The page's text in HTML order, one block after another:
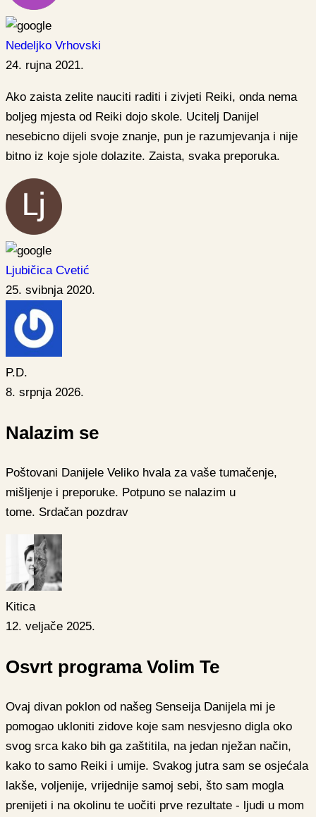
Nedeljko Vrhovski
24. rujna 2021.
Ako zaista zelite nauciti raditi i zivjeti Reiki, onda nema
boljeg mjesta od Reiki dojo skole. Ucitelj Danijel
nesebicno dijeli svoje znanje, pun je razumjevanja i nije
bitno iz koje sjole dolazite. Zaista, svaka preporuka.
Ljubičica Cvetić
25. svibnja 2020.
P.D.
8. srpnja 2026.
Nalazim se
Poštovani Danijele Veliko hvala za vaše tumačenje,
mišljenje i preporuke. Potpuno se nalazim u
tome. Srdačan pozdrav
Kitica
12. veljače 2025.
Osvrt programa Volim Te
Ovaj divan poklon od našeg Senseija Danijela mi je
pomogao ukloniti zidove koje sam nesvjesno digla oko
svog srca kako bih ga zaštitila, na jedan nježan način,
kako to samo Reiki i umije. Svakog jutra sam se osjećala
lakše, voljenije, vrijednije samoj sebi, što sam mogla
prenijeti i na okolinu te uočiti prve rezultate - ljudi u mom